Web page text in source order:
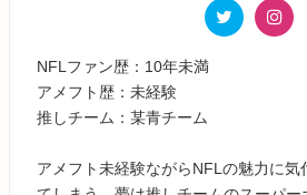
NFLファン歴：10年未満
アメフト歴：未経験
推しチーム：某青チーム
アメフト未経験ながらNFLの魅力に気